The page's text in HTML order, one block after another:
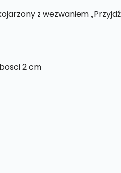
z wezwaniem
2 cm